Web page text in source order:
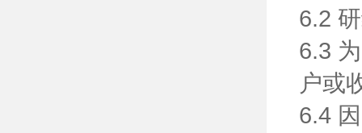
6.2
6.3
户或
6.4